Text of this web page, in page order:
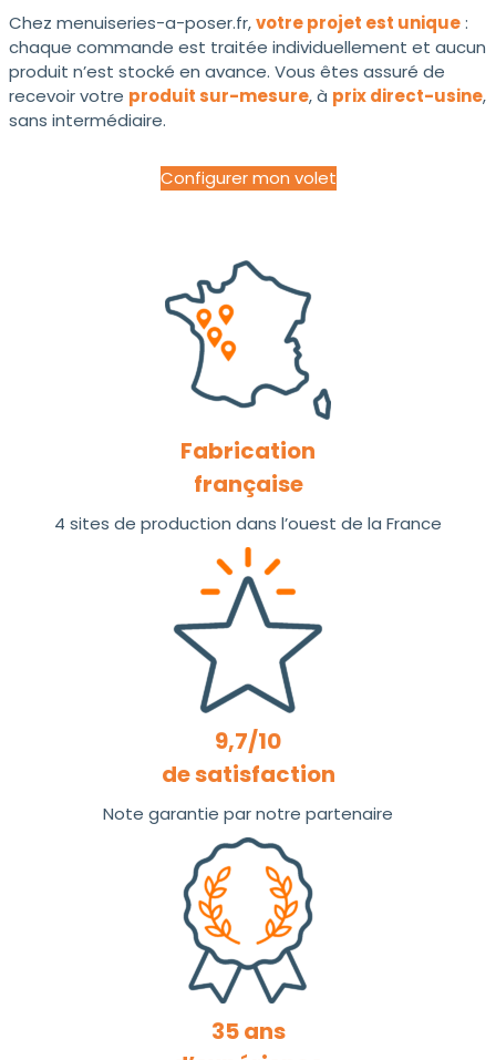
Chez menuiseries-a-poser.fr,votre projet est unique:
chaque commande est traitée individuellement et aucun
produit n’est stocké en avance. Vous êtes assuré de
recevoir votre produit sur-mesure, à prix direct-usine,
sans intermédiaire.
Configurer mon volet
Fabrication
française
4 sites de production dans l’ouest de la France
9,7/10
de satisfaction
Note garantie par notre partenaire
35 ans